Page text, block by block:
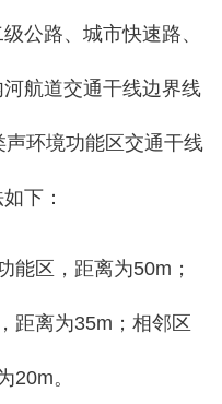
路、城市快速路、
航道交通干线边界线
环境功能区交通干线
下：
区，距离为50m；
距离为35m；相邻区
20m。